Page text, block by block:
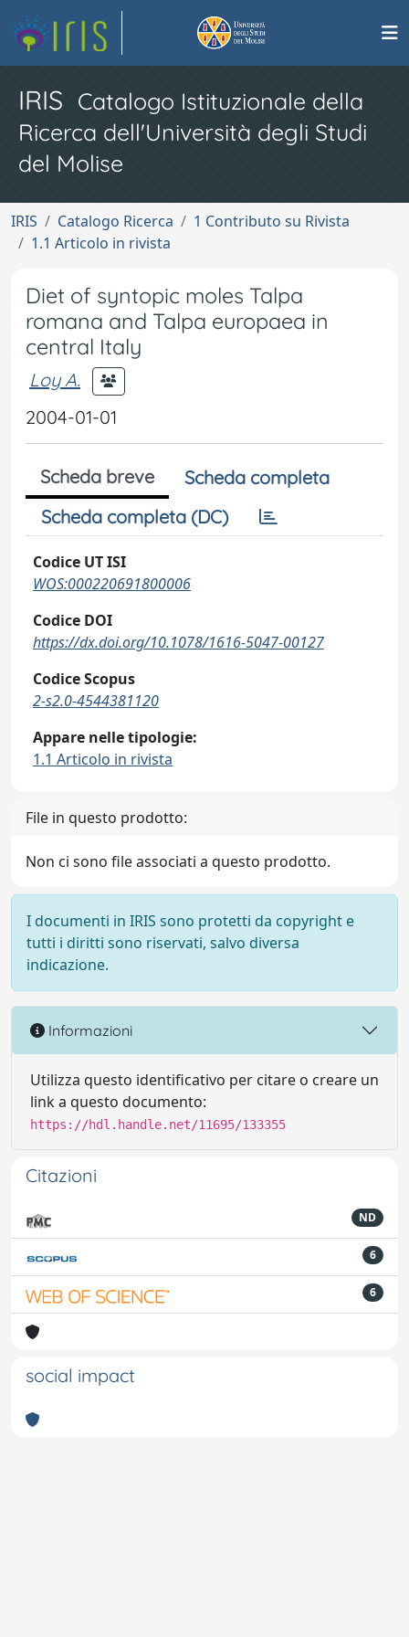
IRIS Catalogo Istituzionale della
Ricerca dell'Università degli Studi
del Molise
IRIS Catalogo Ricerca
1 Contributo su Rivista
1.1 Articolo in rivista
Diet of syntopic moles Talpa
romana and Talpa europaea in
central Italy
Loy A.
2004-01-01
Scheda breve
Scheda completa
Scheda completa (DC)
Codice UT ISI
WOS:000220691800006
Codice DOI
https://dx.doi.org/10.1078/1616-5047-00127
Codice Scopus
2-s2.0-4544381120
Appare nelle tipologie:
1.1 Articolo in rivista
File in questo prodotto:
Non ci sono file associati a questo prodotto.
I documenti in IRIS sono protetti da copyright e
tutti i diritti sono riservati, salvo diversa
indicazione.
Informazioni
Utilizza questo identificativo per citare o creare un
link a questo documento:
https://hdl.handle.net/11695/133355
Citazioni
ND
6
6
social impact